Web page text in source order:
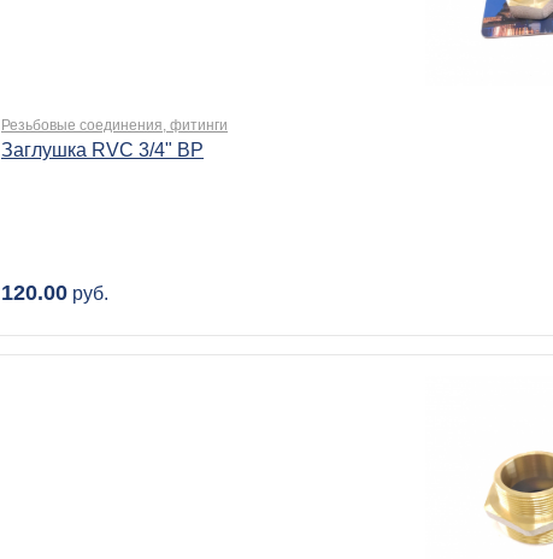
Резьбовые соединения, фитинги
Заглушка RVC 3/4" ВР
120.00 руб.